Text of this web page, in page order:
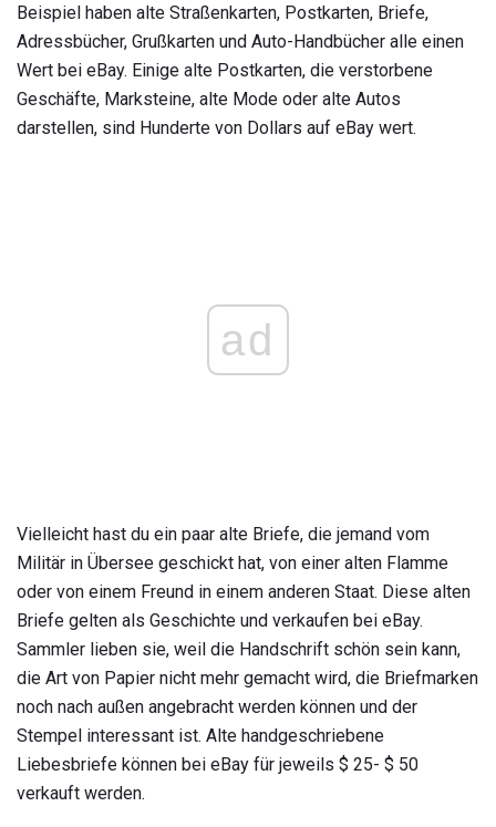
Beispiel haben alte Straßenkarten, Postkarten, Briefe,
Adressbücher, Grußkarten und Auto-Handbücher alle einen
Wert bei eBay. Einige alte Postkarten, die verstorbene
Geschäfte, Marksteine, alte Mode oder alte Autos
darstellen, sind Hunderte von Dollars auf eBay wert.
ad
Vielleicht hast du ein paar alte Briefe, die jemand vom
Militär in Übersee geschickt hat, von einer alten Flamme
oder von einem Freund in einem anderen Staat. Diese alten
Briefe gelten als Geschichte und verkaufen bei eBay.
Sammler lieben sie, weil die Handschrift schön sein kann,
die Art von Papier nicht mehr gemacht wird, die Briefmarken
noch nach außen angebracht werden können und der
Stempel interessant ist. Alte handgeschriebene
Liebesbriefe können bei eBay für jeweils $ 25- $ 50
verkauft werden.